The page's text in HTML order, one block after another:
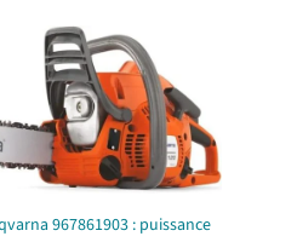
967861903 : puissance